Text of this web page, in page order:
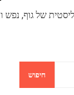
של גוף, נפש
חיפוש